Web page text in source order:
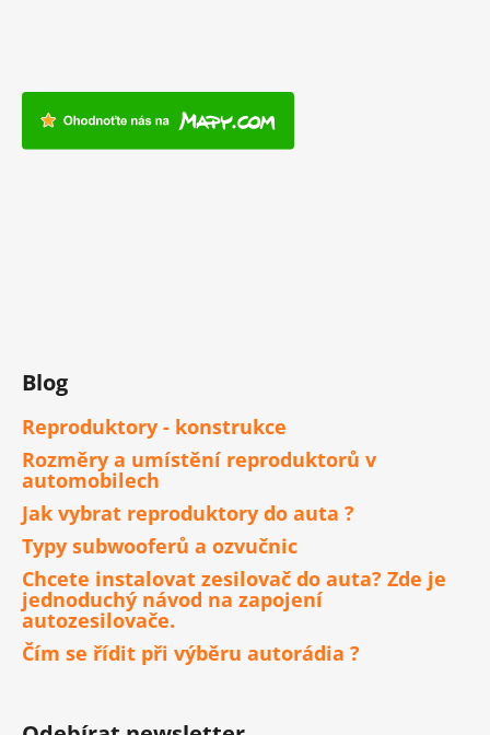
Blog
Reproduktory - konstrukce
Rozměry a umístění reproduktorů v
automobilech
Jak vybrat reproduktory do auta ?
Typy subwooferů a ozvučnic
Chcete instalovat zesilovač do auta? Zde je
jednoduchý návod na zapojení
autozesilovače.
Čím se řídit při výběru autorádia ?